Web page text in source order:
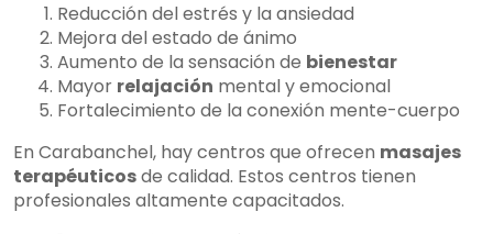
Reducción del estrés y la ansiedad
Mejora del estado de ánimo
Aumento de la sensación de bienestar
Mayor relajación mental y emocional
Fortalecimiento de la conexión mente-cuerpo
En Carabanchel, hay centros que ofrecen masajes
terapéuticosde calidad. Estos centros tienen
profesionales altamente capacitados.